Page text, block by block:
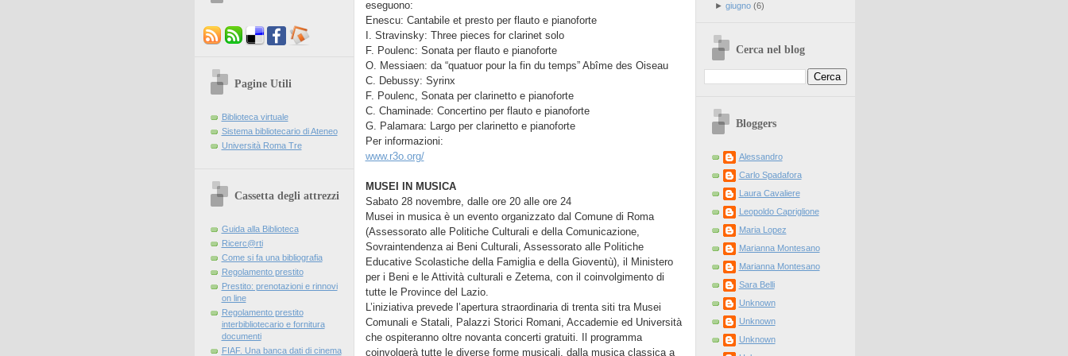
Pagine Utili
Biblioteca virtuale
Sistema bibliotecario di Ateneo
Università Roma Tre
Cassetta degli attrezzi
Guida alla Biblioteca
Ricerc@rti
Come si fa una bibliografia
Regolamento prestito
Prestito: prenotazioni e rinnovi
on line
Regolamento prestito
interbibliotecario e fornitura
documenti
FIAF. Una banca dati di cinema
eseguono:
Enescu: Cantabile et presto per flauto e pianoforte
I. Stravinsky: Three pieces for clarinet solo
F. Poulenc: Sonata per flauto e pianoforte
O. Messiaen: da “quatuor pour la fin du temps” Abîme des Oiseau
C. Debussy: Syrinx
F. Poulenc, Sonata per clarinetto e pianoforte
C. Chaminade: Concertino per flauto e pianoforte
G. Palamara: Largo per clarinetto e pianoforte
Per informazioni:
www.r3o.org/
MUSEI IN MUSICA
Sabato 28 novembre, dalle ore 20 alle ore 24
Musei in musica è un evento organizzato dal Comune di Roma
(Assessorato alle Politiche Culturali e della Comunicazione,
Sovraintendenza ai Beni Culturali, Assessorato alle Politiche
Educative Scolastiche della Famiglia e della Gioventù), il Ministero
per i Beni e le Attività culturali e Zetema, con il coinvolgimento di
tutte le Province del Lazio.
L’iniziativa prevede l’apertura straordinaria di trenta siti tra Musei
Comunali e Statali, Palazzi Storici Romani, Accademie ed Università
che ospiteranno oltre novanta concerti gratuiti. Il programma
coinvolgerà tutte le diverse forme musicali, dalla musica classica a
► giugno(6)
Cerca nel blog
Bloggers
Alessandro
Carlo Spadafora
Laura Cavaliere
Leopoldo Capriglione
Maria Lopez
Marianna Montesano
Marianna Montesano
Sara Belli
Unknown
Unknown
Unknown